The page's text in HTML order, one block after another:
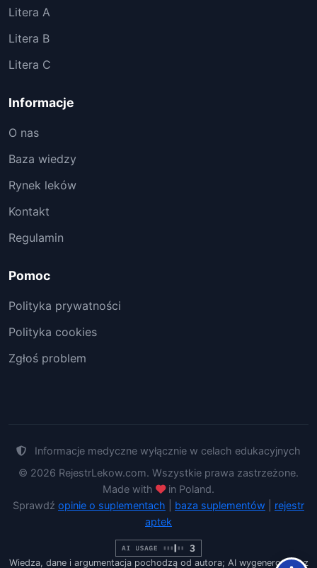
Litera A
Litera B
Litera C
Informacje
O nas
Baza wiedzy
Rynek leków
Kontakt
Regulamin
Pomoc
Polityka prywatności
Polityka cookies
Zgłoś problem
Informacje medyczne wyłącznie w celach edukacyjnych
© 2026 RejestrLekow.com. Wszystkie prawa zastrzeżone.
Made with
in Poland.
Sprawdź opinie o suplementach baza suplementów
rejestr
aptek
Wiedza, dane i argumentacja pochodzą od autora; AI wygenerowało z